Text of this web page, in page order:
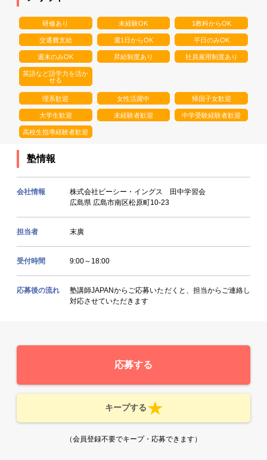
研修あり 未経験OK 1教科からOK
交通費支給 週1日からOK 平日のみOK
週末のみOK 昇給制度あり 社員雇用制度あり
英語など語学力を活か
せる
理系歓迎 女性活躍中 帰国子女歓迎
大学生歓迎 未経験者歓迎 中学受験経験者歓迎
高校生指導経験者歓迎
塾情報
会社情報
株式会社ビーシー・イングス 田中学習会
広島県 広島市南区松原町10-23
担当者 末廣
受付時間 9:00～18:00
応募後の流れ
塾講師JAPANからご応募いただくと、担当からご連絡し
対応させていただきます
応募する
キープする
（会員登録不要でキープ・応募できます）